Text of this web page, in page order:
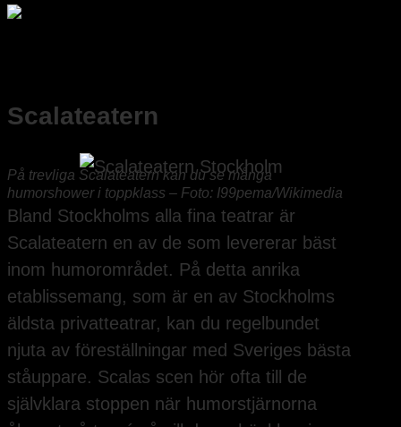
Scalateatern
På trevliga Scalateatern kan du se många
humorshower i toppklass – Foto: I99pema/Wikimedia
Bland Stockholms alla fina teatrar är
Scalateatern en av de som levererar bäst
inom humorområdet. På detta anrika
etablissemang, som är en av Stockholms
äldsta privatteatrar, kan du regelbundet
njuta av föreställningar med Sveriges bästa
ståuppare. Scalas scen hör ofta till de
självklara stoppen när humorstjärnorna